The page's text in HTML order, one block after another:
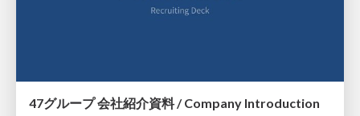
47グループ 会社紹介資料 / Company Introduction